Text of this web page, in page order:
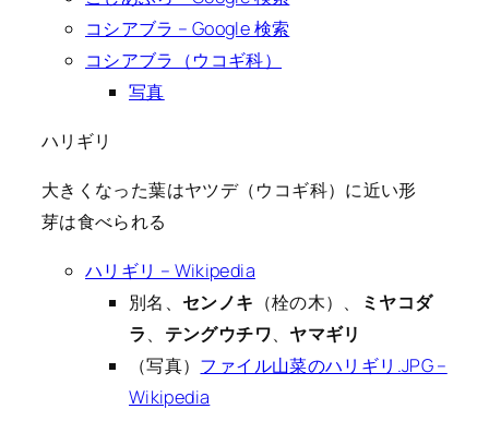
コシアブラ – Google 検索
コシアブラ（ウコギ科）
写真
ハリギリ
大きくなった葉はヤツデ（ウコギ科）に近い形
芽は食べられる
ハリギリ – Wikipedia
別名、 センノキ （栓の木）、
ミヤコダ
ラ、 テングウチワ、 ヤマギリ
（写真） ファイル山菜のハリギリ.JPG –
Wikipedia